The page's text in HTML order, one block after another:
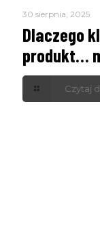
30 sierpnia, 2025
Dlaczego
produkt…
Czytaj